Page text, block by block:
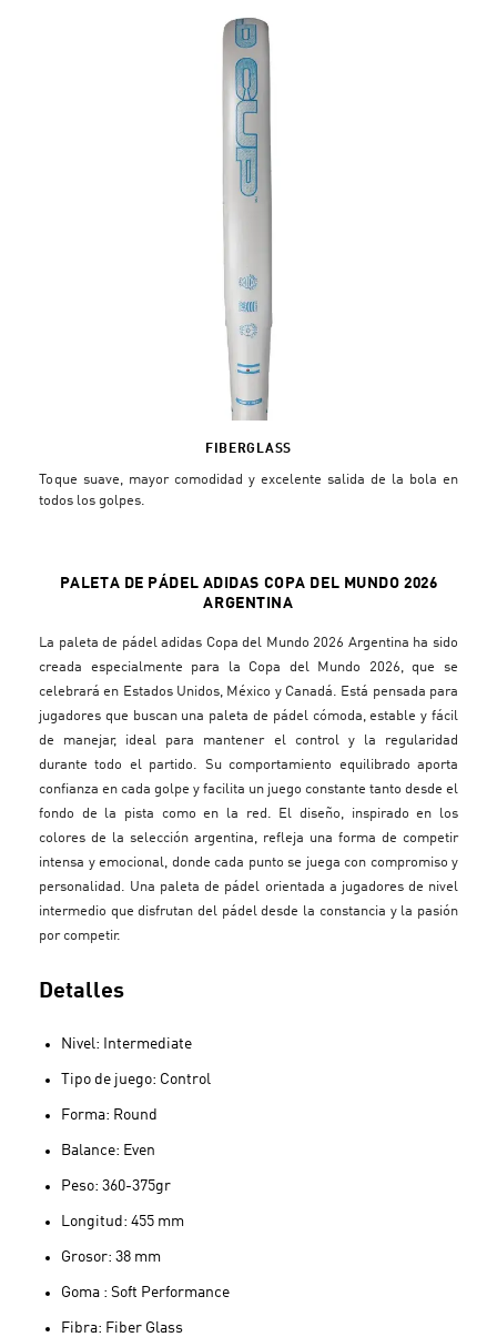
FIBERGLASS
Toque suave, mayor comodidad y excelente salida de la bola en
todos los golpes.
PALETA DE PÁDEL ADIDAS COPA DEL MUNDO 2026
ARGENTINA
La paleta de pádel adidas Copa del Mundo 2026 Argentina ha sido
creada especialmente para la Copa del Mundo 2026, que se
celebrará en Estados Unidos, México y Canadá. Está pensada para
jugadores que buscan una paleta de pádel cómoda, estable y fácil
de manejar, ideal para mantener el control y la regularidad
durante todo el partido. Su comportamiento equilibrado aporta
confianza en cada golpe y facilita un juego constante tanto desde el
fondo de la pista como en la red. El diseño, inspirado en los
colores de la selección argentina, refleja una forma de competir
intensa y emocional, donde cada punto se juega con compromiso y
personalidad. Una paleta de pádel orientada a jugadores de nivel
intermedio que disfrutan del pádel desde la constancia y la pasión
por competir.
Detalles
Nivel: Intermediate
Tipo de juego: Control
Forma: Round
Balance: Even
Peso: 360-375gr
Longitud: 455 mm
Grosor: 38 mm
Goma : Soft Performance
Fibra: Fiber Glass